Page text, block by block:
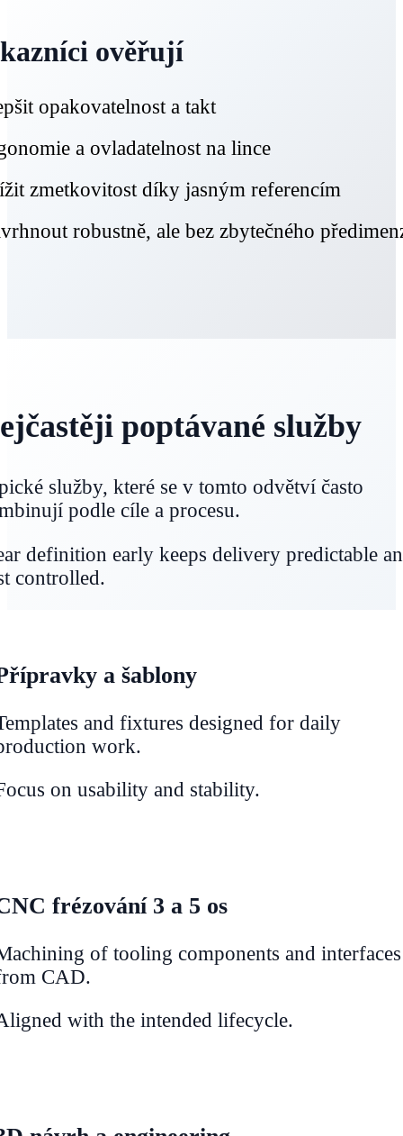
ověřují
opakovatelnost a takt
a ovladatelnost na lince
zmetkovitost díky jasným referencím
robustně, ale bez zbytečného
poptávané služby
služby, které se v tomto odvětví často
podle cíle a procesu.
definition early keeps delivery predictable
controlled.
a šablony
and fixtures designed for daily
work.
on usability and stability.
frézování 3 a 5 os
of tooling components and interfaces
CAD.
with the intended lifecycle.